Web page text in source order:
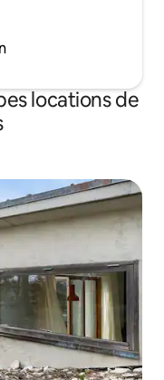
locations de